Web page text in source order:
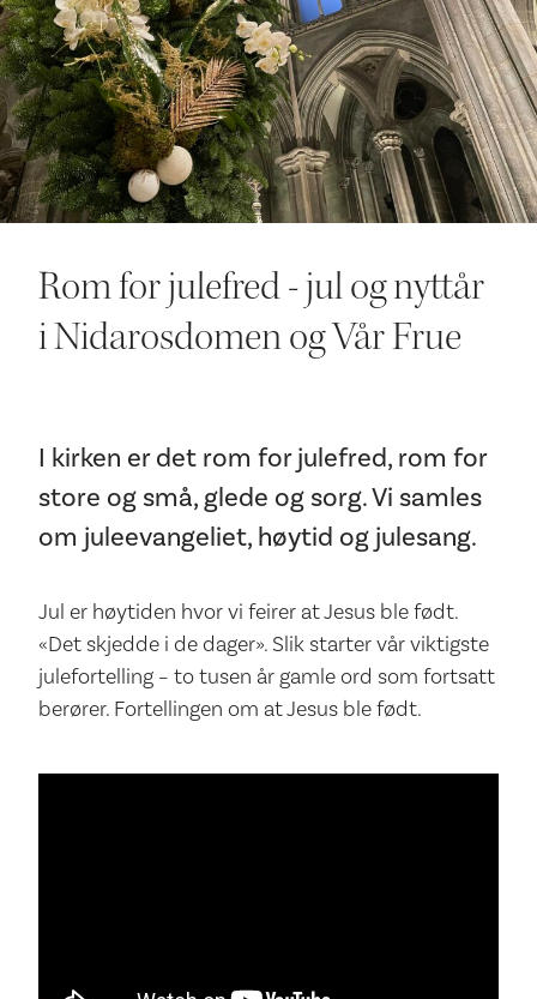
Ditt besøk
Rom for julefred - jul og nyttår
i Nidarosdomen og Vår Frue
I kirken er det rom for julefred, rom for
store og små, glede og sorg. Vi samles
om juleevangeliet, høytid og julesang.
Jul er høytiden hvor vi feirer at Jesus ble født.
«Det skjedde i de dager». Slik starter vår viktigste
julefortelling – to tusen år gamle ord som fortsatt
berører. Fortellingen om at Jesus ble født.